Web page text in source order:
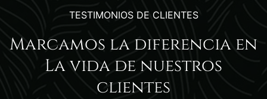
TESTIMONIOS DE CLIENTES
Marcamos la diferencia en
La vida de nuestros
clientes